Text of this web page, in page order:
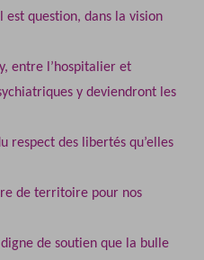
est question, dans la vision
entre l’hospitalier et
y deviendront les
respect des libertés qu’elles
de territoire pour nos
de soutien que la bulle